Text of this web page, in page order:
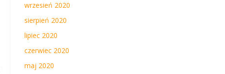
wrzesień 2020
sierpień 2020
lipiec 2020
czerwiec 2020
maj 2020